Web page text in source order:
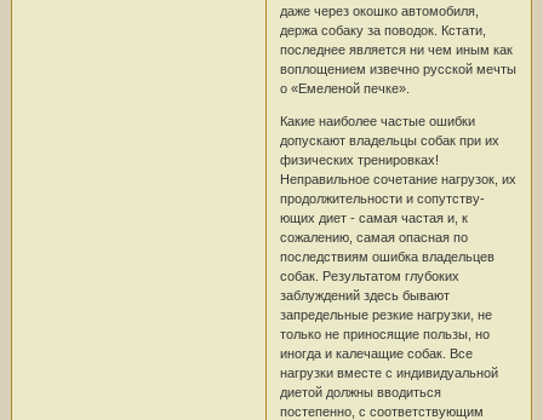
даже через окошко автомобиля,
держа собаку за поводок. Кстати,
последнее является ни чем иным как
воплощением извечно русской мечты
о «Емеленой печке».
Какие наиболее частые ошибки
допускают владельцы собак при их
физических тренировках!
Неправильное сочетание нагрузок, их
продолжительности и сопутству-
ющих диет - самая частая и, к
сожалению, самая опасная по
последствиям ошибка владельцев
собак. Результатом глубоких
заблуждений здесь бывают
запредельные резкие нагрузки, не
только не приносящие пользы, но
иногда и калечащие собак. Все
нагрузки вместе с индивидуальной
диетой должны вводиться
постепенно, с соответствующим